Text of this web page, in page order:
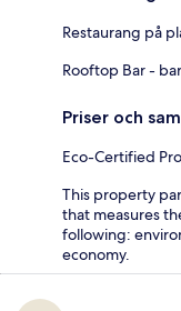
Restaurang på
Rooftop Bar -
Priser och
Eco-Certified
This property
that measures
following:
economy.